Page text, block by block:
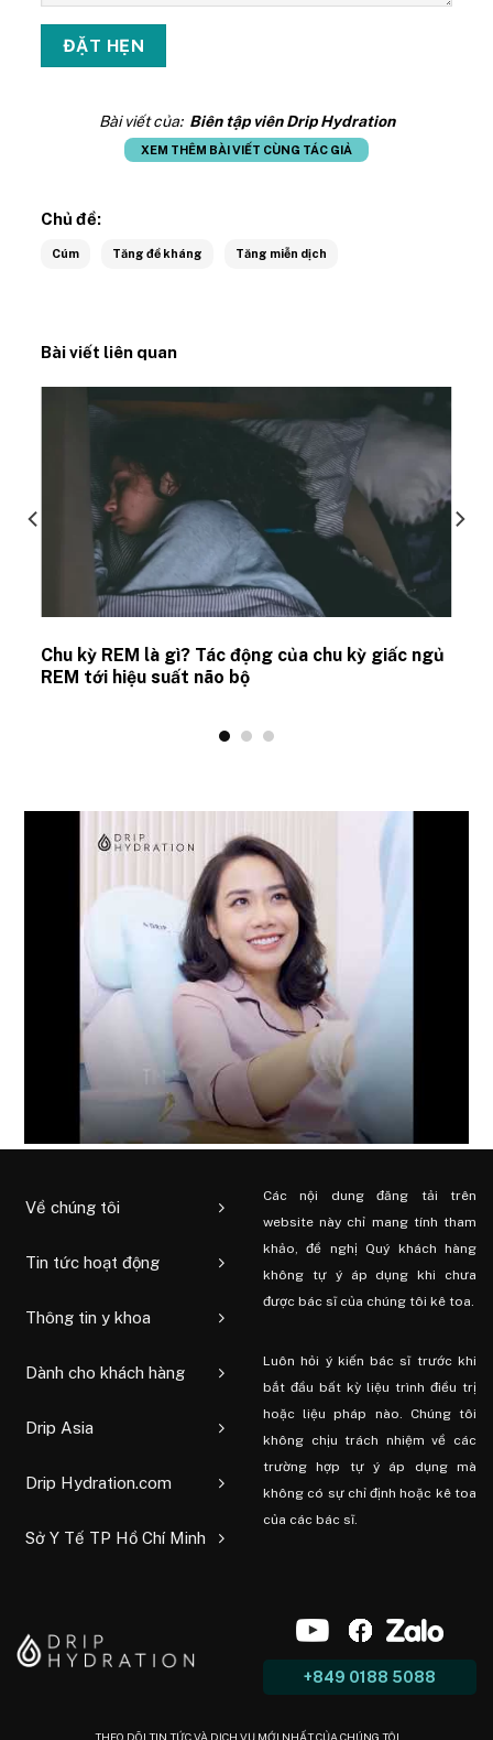
Bài viết của: Biên tập viên Drip Hydration
XEM THÊM BÀI VIẾT CÙNG TÁC GIẢ
Chủ đề:
Cúm Tăng đề kháng Tăng miễn dịch
Bài viết liên quan
Chu kỳ REM là gì? Tác động của chu kỳ giấc ngủ
REM tới hiệu suất não bộ
Về chúng tôi
Tin tức hoạt động
Thông tin y khoa
Dành cho khách hàng
Drip Asia
Drip Hydration.com
Sở Y Tế TP Hồ Chí Minh
Các nội dung đăng tải trên
website này chỉ mang tính tham
khảo, đề nghị Quý khách hàng
không tự ý áp dụng khi chưa
được bác sĩ của chúng tôi kê toa.
Luôn hỏi ý kiến ​​bác sĩ trước khi
bắt đầu bất kỳ liệu trình điều trị
hoặc liệu pháp nào. Chúng tôi
không chịu trách nhiệm về các
trường hợp tự ý áp dụng mà
không có sự chỉ định hoặc kê toa
của các bác sĩ.
+849 0188 5088
THEO DÕI TIN TỨC VÀ DỊCH VỤ MỚI NHẤT CỦA CHÚNG TÔI